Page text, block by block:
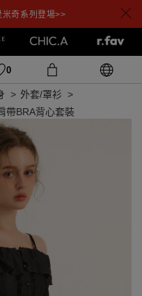
奇系列登場>>
0
外套/罩衫
帶BRA背心套裝